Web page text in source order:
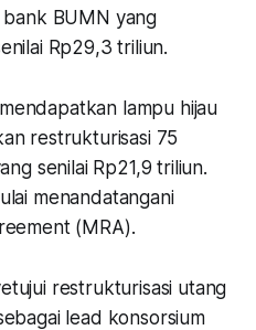
BUMN yang
Rp29,3 triliun.
lampu hijau
restrukturisasi 75
senilai Rp21,9 triliun.
menandatangani
(MRA).
restrukturisasi utang
lead konsorsium